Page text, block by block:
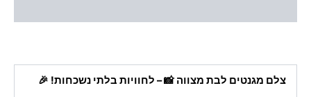
צלם מגנטים לבת מצווה 📸 – לחוויות בלתי נשכחות! 🎉